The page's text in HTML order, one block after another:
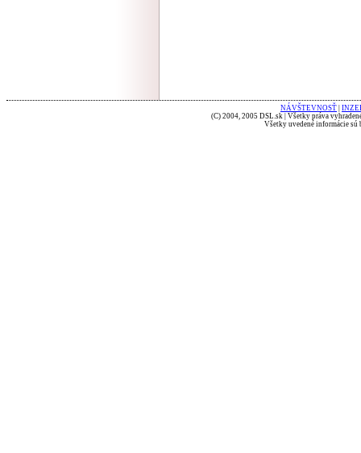
NÁVŠTEVNOSŤ
(C) 2004, 2005 DSL.sk | Všetky práva
Všetky uvedené informácie sú